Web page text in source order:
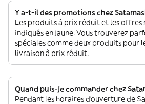
Y a-t-il des promotions chez
Les produits à prix réduit et les offres
indiqués en jaune. Vous trouverez
spéciales comme deux produits pour
livraison à prix réduit.
Quand puis-je commander chez
Pendant les horaires d'ouverture de